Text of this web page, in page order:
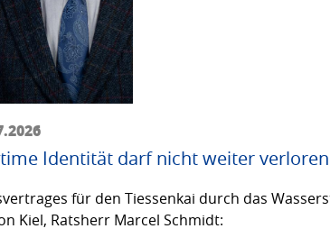
Identität darf nicht weiter
für den Tiessenkai durch das
Kiel, Ratsherr Marcel Schmidt: